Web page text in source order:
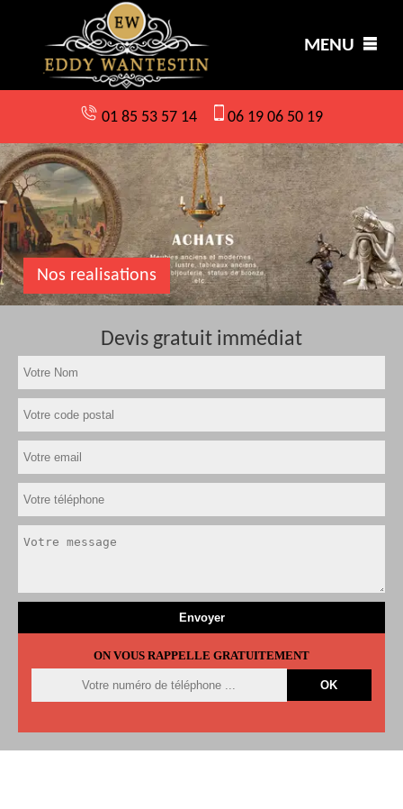
MENU
01 85 53 57 14 06 19 06 50 19
Nos realisations
Devis gratuit immédiat
ON VOUS RAPPELLE GRATUITEMENT